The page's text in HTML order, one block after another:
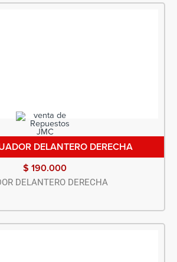
DELANTERO DERECHA
$ 190.000
DELANTERO DERECHA